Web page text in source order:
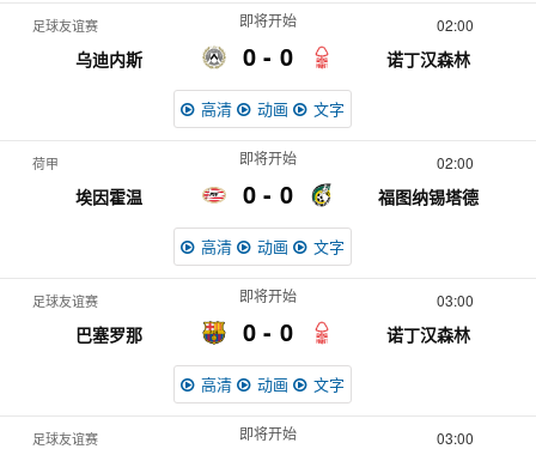
足球友谊赛 02:00
乌迪内斯 0
即将开始
诺丁汉森林
0
高清 动画 文字
荷甲 02:00
埃因霍温 0
即将开始
福图纳锡塔德
0
高清 动画 文字
足球友谊赛 03:00
巴塞罗那 0
即将开始
诺丁汉森林
0
高清 动画 文字
足球友谊赛 03:00
即将开始